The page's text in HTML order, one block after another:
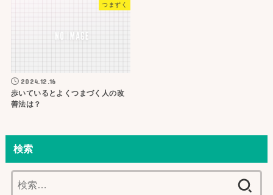
つまずく
2024.12.16
歩いているとよくつまづく人の改
善法は？
検索